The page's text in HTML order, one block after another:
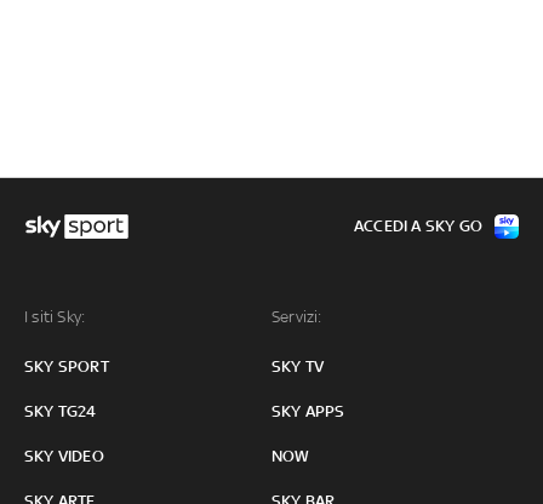
I siti Sky:
SKY SPORT
SKY TG24
SKY VIDEO
Servizi:
SKY TV
SKY APPS
NOW
ACCEDI A SKY GO